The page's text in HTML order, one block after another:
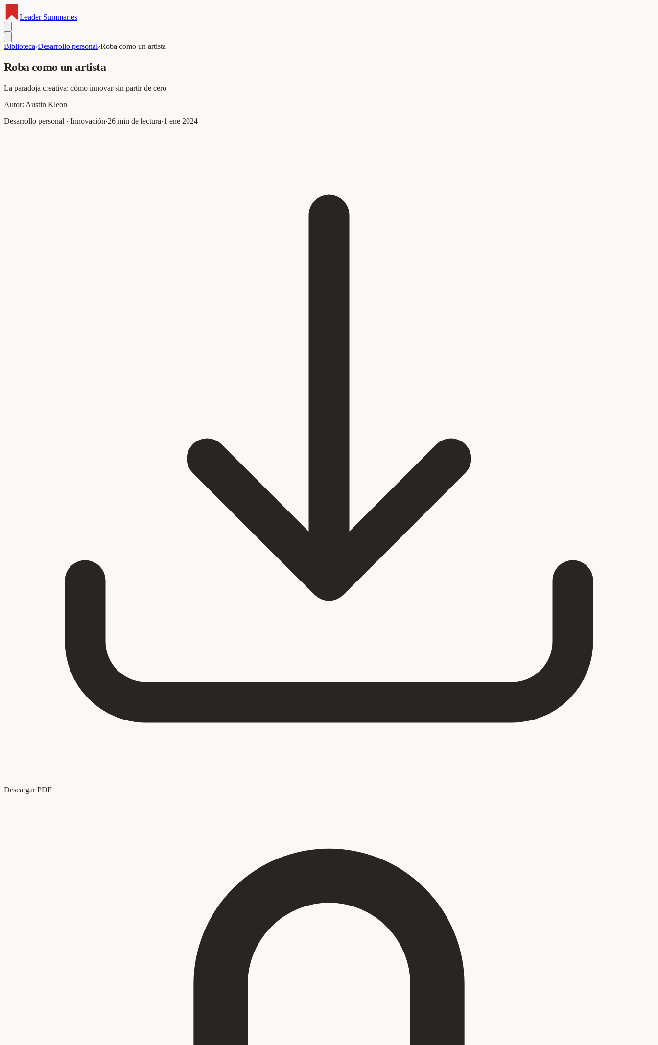
LeaderSummaries
Biblioteca›Desarrollo personal›Roba como un artista
Roba como un artista
La paradoja creativa: cómo innovar sin partir de cero
Autor: Austin Kleon
Desarrollo personal · Innovación·26 min de lectura·1 ene 2024
Descargar PDF